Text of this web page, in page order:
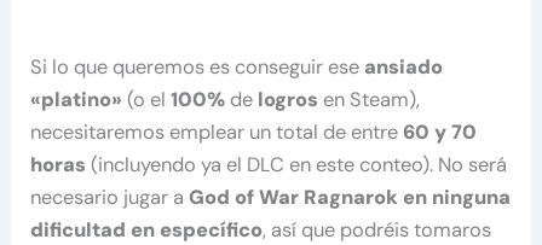
Si lo que queremos es conseguir ese ansiado
«platino» (o el100% de logros en Steam),
necesitaremos emplear un total de entre 60 y 70
horas(incluyendo ya el DLC en este conteo). No será
necesario jugar aGod of War Ragnarok en ninguna
dificultad en específico, así que podréis tomaros